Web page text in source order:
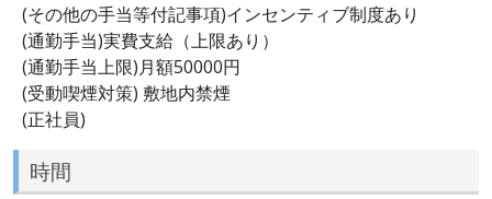
(その他の手当等付記事項)インセンティブ制度あり
(通勤手当)実費支給（上限あり）
(通勤手当上限)月額50000円
(受動喫煙対策) 敷地内禁煙
(正社員)
時間